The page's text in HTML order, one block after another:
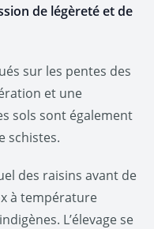
de légèreté et de
sur les pentes des
et une
sols sont également
schistes.
des raisins avant de
à température
L’élevage se